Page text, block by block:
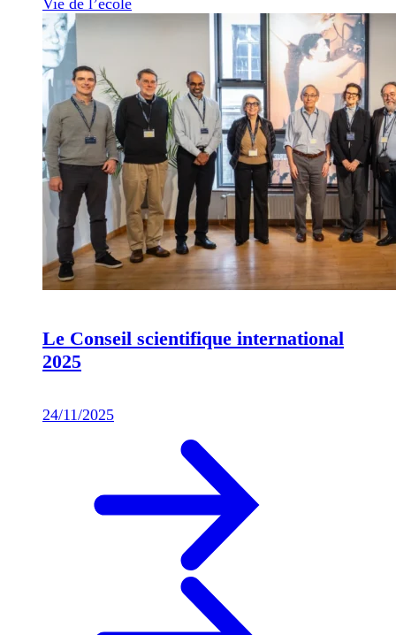
Vie de l’école
Le Conseil scientifique international
2025
24/11/2025